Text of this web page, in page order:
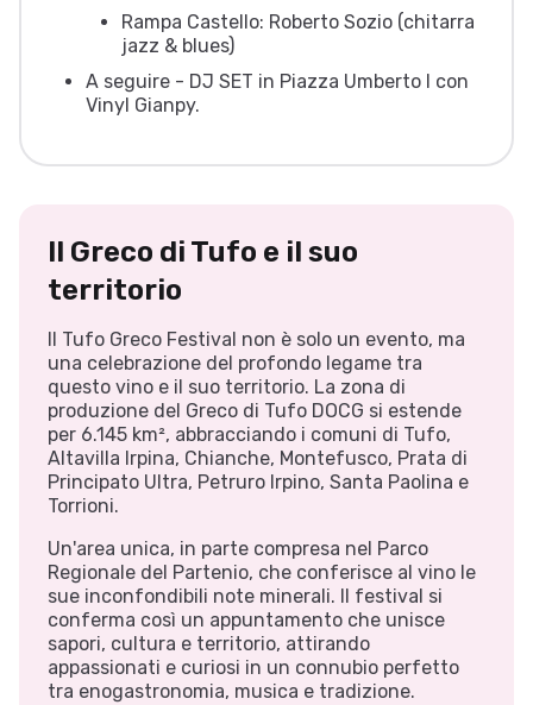
Rampa Castello: Roberto Sozio (chitarra
jazz & blues)
A seguire - DJ SET in Piazza Umberto I con
Vinyl Gianpy.
Il Greco di Tufo e il suo
territorio
Il Tufo Greco Festival non è solo un evento, ma
una celebrazione del profondo legame tra
questo vino e il suo territorio. La zona di
produzione del Greco di Tufo DOCG si estende
per 6.145 km², abbracciando i comuni di Tufo,
Altavilla Irpina, Chianche, Montefusco, Prata di
Principato Ultra, Petruro Irpino, Santa Paolina e
Torrioni.
Un'area unica, in parte compresa nel Parco
Regionale del Partenio, che conferisce al vino le
sue inconfondibili note minerali. Il festival si
conferma così un appuntamento che unisce
sapori, cultura e territorio, attirando
appassionati e curiosi in un connubio perfetto
tra enogastronomia, musica e tradizione.